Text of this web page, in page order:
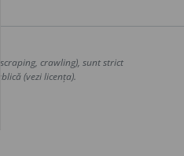
crawling), sunt strict
(vezi licența).